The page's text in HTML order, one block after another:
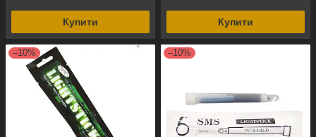
Купити Купити
–10% –10%